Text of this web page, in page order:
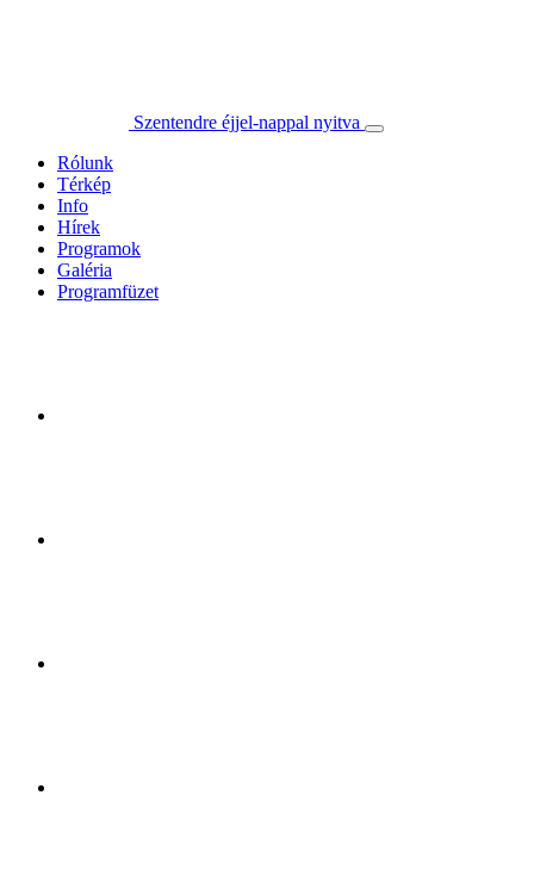
Szentendre éjjel-nappal nyitva
Rólunk
Térkép
Info
Hírek
Programok
Galéria
Programfüzet